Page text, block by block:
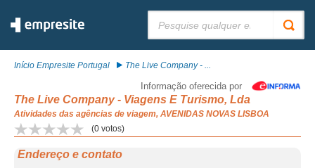
Início Empresite Portugal The Live Company - ...
Informação oferecida por
The Live Company - Viagens E Turismo, Lda
Atividades das agências de viagem, AVENIDAS NOVAS LISBOA
(0 votos)
Endereço e contato